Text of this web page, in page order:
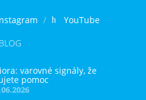
YouTube
BLOG
varovné signály, že
pomoc